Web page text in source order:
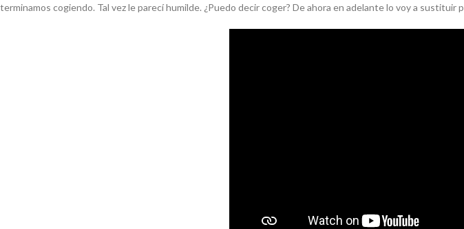
terminamos cogiendo. Tal vez le parecí humilde. ¿Puedo decir coger? De ahora en adelante lo voy a sustituir